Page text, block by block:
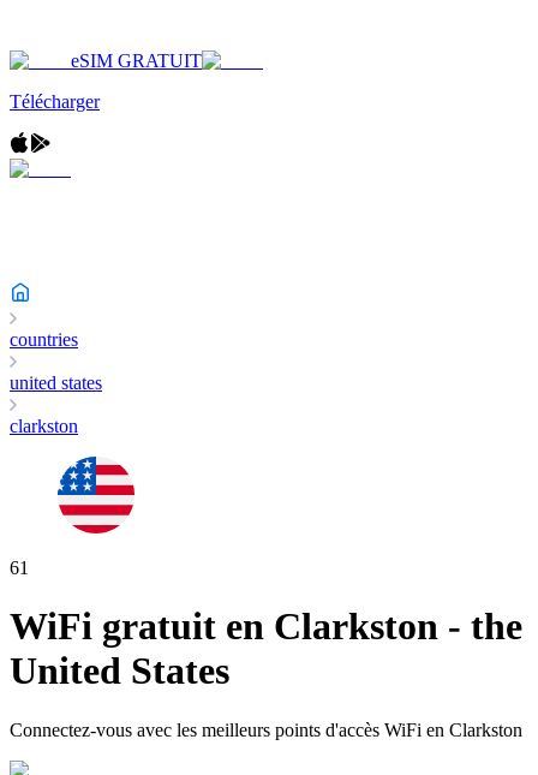
eSIM GRATUIT
Télécharger
countries
united states
clarkston
61
WiFi gratuit en Clarkston - the
United States
Connectez-vous avec les meilleurs points d'accès WiFi en Clarkston